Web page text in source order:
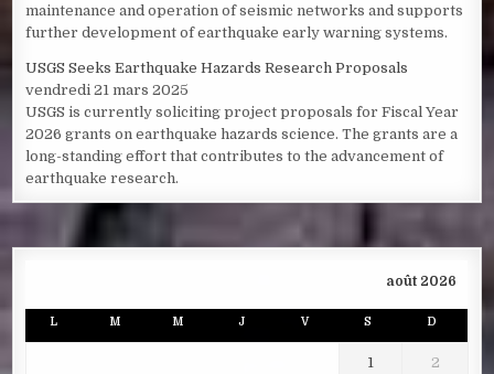
maintenance and operation of seismic networks and supports
further development of earthquake early warning systems.
USGS Seeks Earthquake Hazards Research Proposals
vendredi 21 mars 2025
USGS is currently soliciting project proposals for Fiscal Year
2026 grants on earthquake hazards science. The grants are a
long-standing effort that contributes to the advancement of
earthquake research.
août 2026
L M M J V S D
1 2